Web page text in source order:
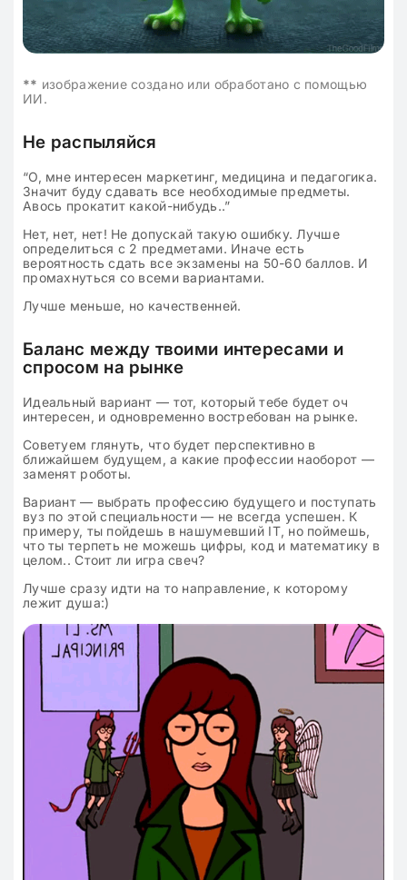
** изображение создано или обработано с помощью
ИИ.
Не распыляйся
“О, мне интересен маркетинг, медицина и педагогика.
Значит буду сдавать все необходимые предметы.
Авось прокатит какой-нибудь..”
Нет, нет, нет! Не допускай такую ошибку. Лучше
определиться с 2 предметами. Иначе есть
вероятность сдать все экзамены на 50-60 баллов. И
промахнуться со всеми вариантами.
Лучше меньше, но качественней.
Баланс между твоими интересами и
спросом на рынке
Идеальный вариант — тот, который тебе будет оч
интересен, и одновременно востребован на рынке.
Советуем глянуть, что будет перспективно в
ближайшем будущем, а какие профессии наоборот —
заменят роботы.
Вариант — выбрать профессию будущего и поступать
вуз по этой специальности — не всегда успешен. К
примеру, ты пойдешь в нашумевший IT, но поймешь,
что ты терпеть не можешь цифры, код и математику в
целом.. Стоит ли игра свеч?
Лучше сразу идти на то направление, к которому
лежит душа:)